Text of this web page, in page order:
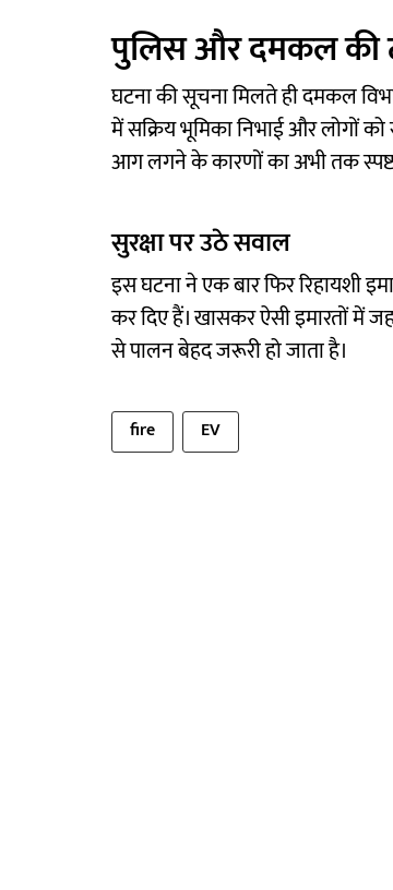
पुलिस और दमकल की
घटना की सूचना मिलते ही दमकल
में सक्रिय भूमिका निभाई और लोगों
आग लगने के कारणों का अभी तक
सुरक्षा पर उठे सवाल
इस घटना ने एक बार फिर रिहायशी
कर दिए हैं। खासकर ऐसी इमारतों में
से पालन बेहद जरूरी हो जाता है।
fire EV